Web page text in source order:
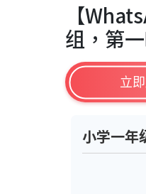
【
组，第
立
小学一年